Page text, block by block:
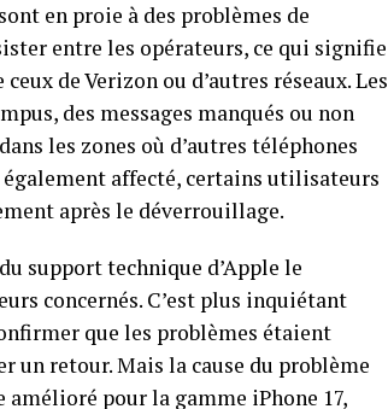
en proie à des problèmes de
entre les opérateurs, ce qui signifie
de Verizon ou d’autres réseaux. Les
des messages manqués ou non
les zones où d’autres téléphones
affecté, certains utilisateurs
après le déverrouillage.
support technique d’Apple le
concernés. C’est plus inquiétant
que les problèmes étaient
un retour. Mais la cause du problème
amélioré pour la gamme iPhone 17,